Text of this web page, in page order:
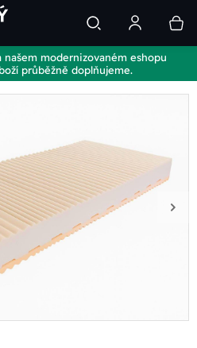
našem modernizovaném eshopu
průběžně doplňujeme.